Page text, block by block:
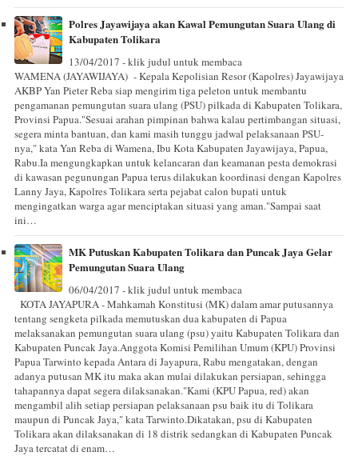
Polres Jayawijaya akan Kawal Pemungutan Suara Ulang di
Kabupaten Tolikara
13/04/2017 - klik judul untuk membaca
WAMENA (JAYAWIJAYA) - Kepala Kepolisian Resor (Kapolres) Jayawijaya
AKBP Yan Pieter Reba siap mengirim tiga peleton untuk membantu
pengamanan pemungutan suara ulang (PSU) pilkada di Kabupaten Tolikara,
Provinsi Papua."Sesuai arahan pimpinan bahwa kalau pertimbangan situasi,
segera minta bantuan, dan kami masih tunggu jadwal pelaksanaan PSU-
nya," kata Yan Reba di Wamena, Ibu Kota Kabupaten Jayawijaya, Papua,
Rabu.Ia mengungkapkan untuk kelancaran dan keamanan pesta demokrasi
di kawasan pegunungan Papua terus dilakukan koordinasi dengan Kapolres
Lanny Jaya, Kapolres Tolikara serta pejabat calon bupati untuk
mengingatkan warga agar menciptakan situasi yang aman."Sampai saat
ini…
MK Putuskan Kabupaten Tolikara dan Puncak Jaya Gelar
Pemungutan Suara Ulang
06/04/2017 - klik judul untuk membaca
KOTA JAYAPURA - Mahkamah Konstitusi (MK) dalam amar putusannya
tentang sengketa pilkada memutuskan dua kabupaten di Papua
melaksanakan pemungutan suara ulang (psu) yaitu Kabupaten Tolikara dan
Kabupaten Puncak Jaya.Anggota Komisi Pemilihan Umum (KPU) Provinsi
Papua Tarwinto kepada Antara di Jayapura, Rabu mengatakan, dengan
adanya putusan MK itu maka akan mulai dilakukan persiapan, sehingga
tahapannya dapat segera dilaksanakan."Kami (KPU Papua, red) akan
mengambil alih setiap persiapan pelaksanaan psu baik itu di Tolikara
maupun di Puncak Jaya," kata Tarwinto.Dikatakan, psu di Kabupaten
Tolikara akan dilaksanakan di 18 distrik sedangkan di Kabupaten Puncak
Jaya tercatat di enam…